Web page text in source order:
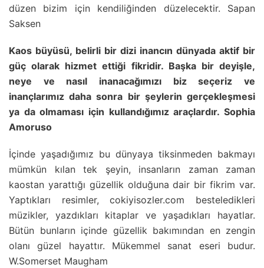
düzen bizim için kendiliğinden düzelecektir. Sapan
Saksen
Kaos büyüsü, belirli bir dizi inancın dünyada aktif bir
güç olarak hizmet ettiği fikridir. Başka bir deyişle,
neye ve nasıl inanacağımızı biz seçeriz ve
inançlarımız daha sonra bir şeylerin gerçekleşmesi
ya da olmaması için kullandığımız araçlardır. Sophia
Amoruso
İçinde yaşadığımız bu dünyaya tiksinmeden bakmayı
mümkün kılan tek şeyin, insanların zaman zaman
kaostan yarattığı güzellik olduğuna dair bir fikrim var.
Yaptıkları resimler, cokiyisozler.com besteledikleri
müzikler, yazdıkları kitaplar ve yaşadıkları hayatlar.
Bütün bunların içinde güzellik bakımından en zengin
olanı güzel hayattır. Mükemmel sanat eseri budur.
W.Somerset Maugham